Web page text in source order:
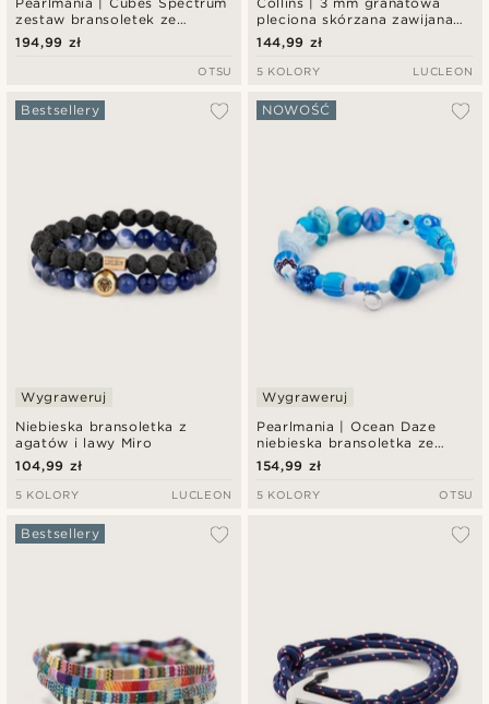
zestaw bransoletek ze
szklanych koralików i stali
nierdzewnej
194,99 zł
OTSU
pleciona skórzana zawijana
bransoletka
144,99 zł
5 KOLORY LUCLEON
Niebieska bransoletka z
agatów i lawy Miro
Bestsellery
Wygraweruj
104,99 zł
5 KOLORY LUCLEON
Pearlmania | Ocean Daze
niebieska bransoletka ze
szklanych koralików
NOWOŚĆ
Wygraweruj
154,99 zł
5 KOLORY OTSU
Bestsellery